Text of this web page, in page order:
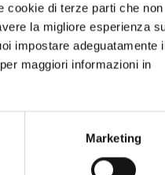
cookie di terze parti che non
la migliore esperienza
impostare adeguatamente
maggiori informazioni in
Marketing